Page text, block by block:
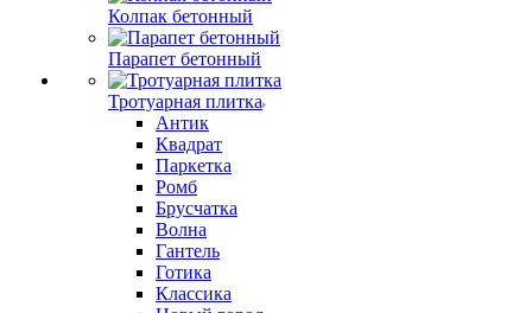
Колпак бетонный
Парапет бетонный
Тротуарная плитка
Антик
Квадрат
Паркетка
Ромб
Брусчатка
Волна
Гантель
Готика
Классика